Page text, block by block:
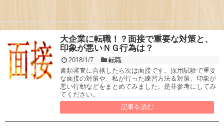
大企業に転職！？面接で重要な対策と、
印象が悪いＮＧ行為は？
2018/1/7
転職
書類審査に合格したら次は面接です。採用試験で重要
な面接の対策や、私が行った練習方法＆対策、印象が
悪い行動などをまとめてみました。是非参考にしてみ
てください。
記事を読む